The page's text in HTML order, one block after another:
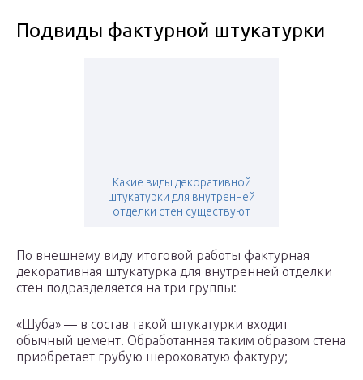
Подвиды фактурной штукатурки
Какие виды декоративной
штукатурки для внутренней
отделки стен существуют
По внешнему виду итоговой работы фактурная
декоративная штукатурка для внутренней отделки
стен подразделяется на три группы:
«Шуба» — в состав такой штукатурки входит
обычный цемент. Обработанная таким образом стена
приобретает грубую шероховатую фактуру;